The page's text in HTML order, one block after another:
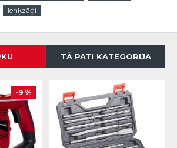
leņķzāģi
TĀ PATI KATEGORIJA
-9 %